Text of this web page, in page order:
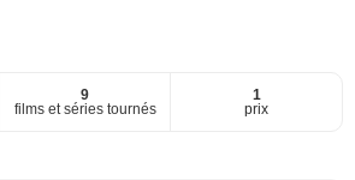
9
films et séries tournés
1
prix